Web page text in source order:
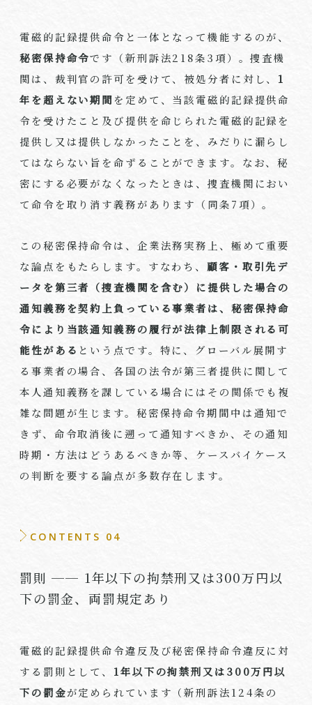
電磁的記録提供命令と一体となって機能するのが、
秘密保持命令です（新刑訴法218条3項）。捜査機
関は、裁判官の許可を受けて、被処分者に対し、 1
年を超えない期間を定めて、当該電磁的記録提供命
令を受けたこと及び提供を命じられた電磁的記録を
提供し又は提供しなかったことを、みだりに漏らし
てはならない旨を命ずることができます。なお、秘
密にする必要がなくなったときは、捜査機関におい
て命令を取り消す義務があります（同条7項）。
この秘密保持命令は、企業法務実務上、極めて重要
な論点をもたらします。すなわち、顧客・取引先デ
ータを第三者（捜査機関を含む）に提供した場合の
通知義務を契約上負っている事業者は、秘密保持命
令により当該通知義務の履行が法律上制限される可
能性がある という点です。特に、グローバル展開す
る事業者の場合、各国の法令が第三者提供に関して
本人通知義務を課している場合にはその関係でも複
雑な問題が生じます。秘密保持命令期間中は通知で
きず、命令取消後に遡って通知すべきか、その通知
時期・方法はどうあるべきか等、ケースバイケース
の判断を要する論点が多数存在します。
CONTENTS 04
罰則 ── 1年以下の拘禁刑又は300万円以
下の罰金、両罰規定あり
電磁的記録提供命令違反及び秘密保持命令違反に対
する罰則として、 1年以下の拘禁刑又は300万円以
下の罰金が定められています（新刑訴法124条の